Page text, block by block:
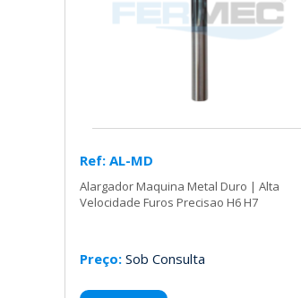
Ref: AL-MD
Alargador Maquina Metal Duro | Alta
Velocidade Furos Precisao H6 H7
Preço: Sob Consulta